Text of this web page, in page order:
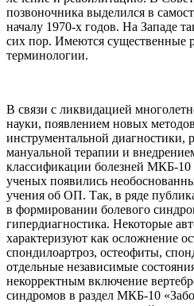
позвоночника выделился в
началу 1970-х годов. На Западе
сих пор. Имеются существенные
терминологии.
В связи с ликвидацией
науки, появлением новых
инструментальной диагностики,
мануальной терапии и
классификации болезней МКБ-10
ученых появились
учения об ОП. Так, в ряде
в формировании болевого
гипердиагностика. Некоторые
характеризуют как осложнение
спондилоартроз, остеофиты,
отдельные независимые
некорректным включение
синдромов в раздел МКБ-10